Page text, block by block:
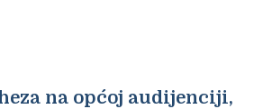
na općoj audijenciji,